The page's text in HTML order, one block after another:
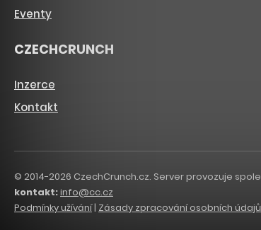
Eventy
CZECHCRUNCH
Inzerce
Kontakt
© 2014-2026 CzechCrunch.cz. Server provozuje
kontakt:info@cc.cz
Podmínky užívání| Zásady zpracování osobních údajů